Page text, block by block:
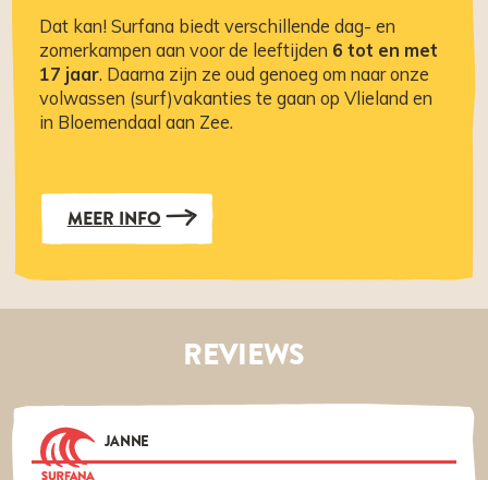
Dat kan! Surfana biedt verschillende dag- en
zomerkampen aan voor de leeftijden 6 tot en met
17 jaar. Daarna zijn ze oud genoeg om naar onze
volwassen (surf)vakanties te gaan op Vlieland en
in Bloemendaal aan Zee.
MEER INFO
REVIEWS
JANNE